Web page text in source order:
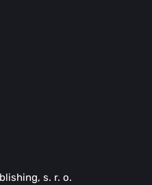
s. r. o.